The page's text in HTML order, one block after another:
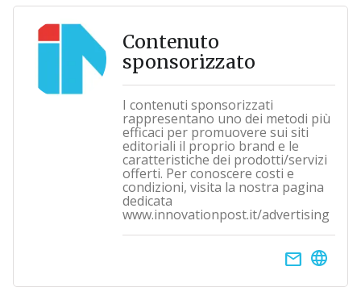
Contenuto
sponsorizzato
I contenuti sponsorizzati
rappresentano uno dei metodi più
efficaci per promuovere sui siti
editoriali il proprio brand e le
caratteristiche dei prodotti/servizi
offerti. Per conoscere costi e
condizioni, visita la nostra pagina
dedicata
www.innovationpost.it/advertising
email